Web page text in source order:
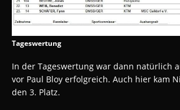
Tageswertung
In der Tageswertung war dann natürlich
vor Paul Bloy erfolgreich. Auch hier kam
den 3. Platz.